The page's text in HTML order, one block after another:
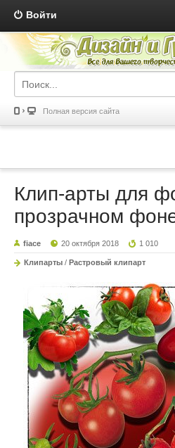
Войти
Полная версия сайта
Клип-арты для
прозрачном
fiace 20 октября 2018 1 010
Клипарты / Растровый клипарт